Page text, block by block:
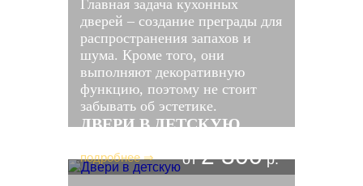
Главная задача кухонных
дверей – создание преграды для
распространения запахов и
шума. Кроме того, они
выполняют декоративную
функцию, поэтому не стоит
забывать об эстетике.
ДВЕРИ В ДЕТСКУЮ
подробнее ⇒ от2 300р.